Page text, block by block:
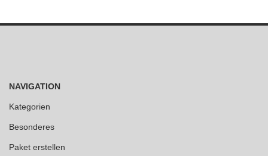
NAVIGATION
Kategorien
Besonderes
Paket erstellen